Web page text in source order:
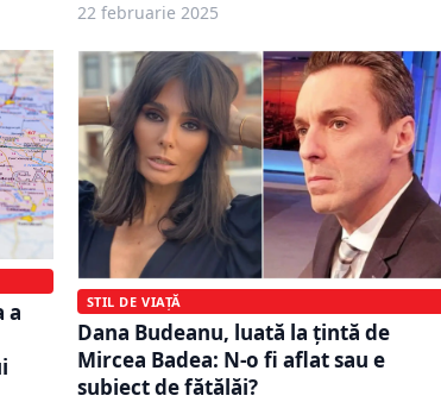
22 februarie 2025
a
STIL DE VIAȚĂ
Dana Budeanu, luată la țintă de
Mircea Badea: N-o fi aflat sau e
subiect de fătălăi?